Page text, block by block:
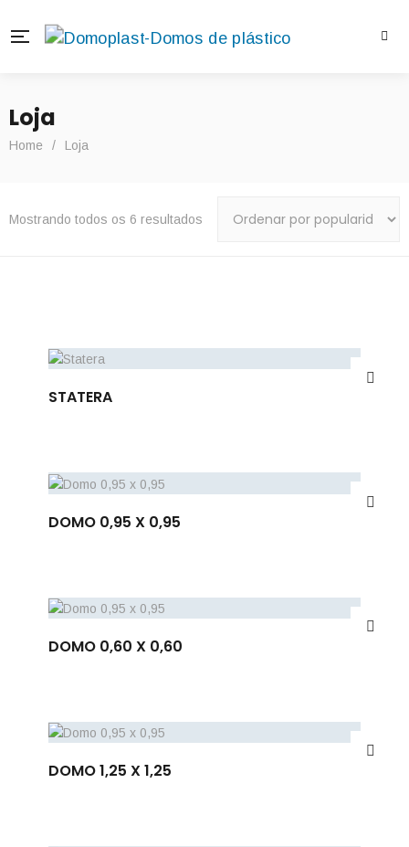
Loja
Home / Loja
Mostrando todos os 6 resultados
STATERA
DOMO 0,95 X 0,95
DOMO 0,60 X 0,60
DOMO 1,25 X 1,25